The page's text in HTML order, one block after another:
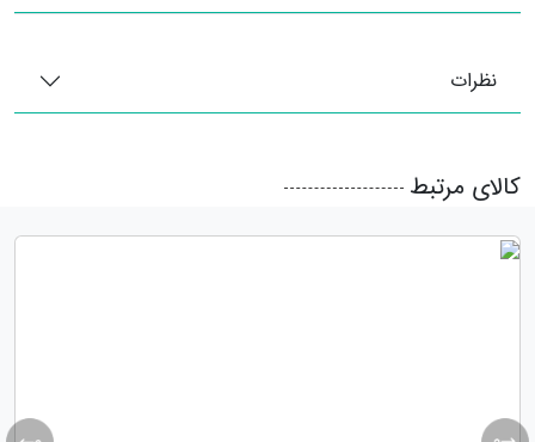
نظرات
کالای مرتبط